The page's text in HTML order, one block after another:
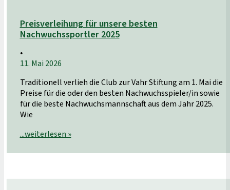
Preisverleihung für unsere besten
Nachwuchssportler 2025
•
11. Mai 2026
Traditionell verlieh die Club zur Vahr Stiftung am 1. Mai die
Preise für die oder den besten Nachwuchsspieler/in sowie
für die beste Nachwuchsmannschaft aus dem Jahr 2025.
Wie
...weiterlesen »